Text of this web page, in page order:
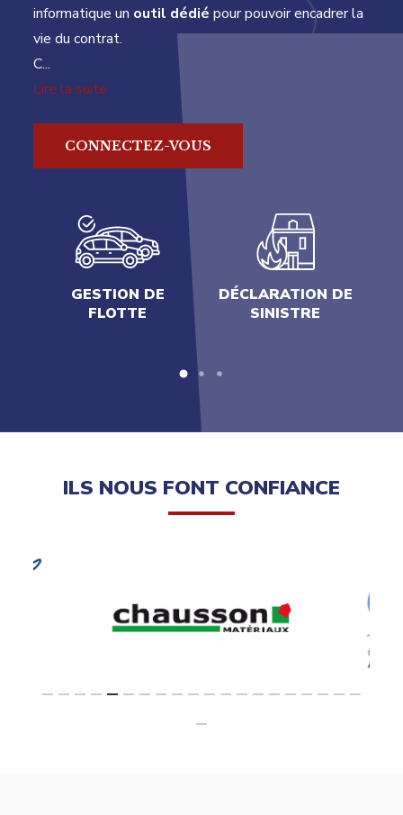
informatique un outil dédié pour pouvoir encadrer la
vie du contrat.
C...
Lire la suite
CONNECTEZ-VOUS
GESTION DE
FLOTTE
DÉCLARATION DE
SINISTRE
ILS NOUS FONT CONFIANCE